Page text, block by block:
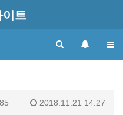
트
2018.11.21 14:27